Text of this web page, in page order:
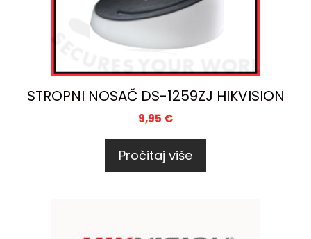
STROPNI NOSAČ DS-1259ZJ HIKVISION
9,95 €
Pročitaj više